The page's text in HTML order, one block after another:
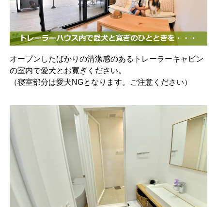
オープンしたばかりの清潔感のあるトレーラーキャビン
の室内で愛犬とお寛ぎください。
（寝室部分は愛犬NGとなります。ご注意ください）